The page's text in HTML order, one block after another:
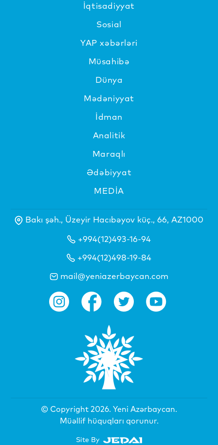
İqtisadiyyat
Sosial
YAP xəbərləri
Müsahibə
Dünya
Mədəniyyat
İdman
Analitik
Maraqlı
Ədəbiyyat
MEDİA
Bakı şəh., Üzeyir Hacıbəyov küç., 66, AZ1000
+994(12)493-16-94
+994(12)498-19-84
mail@yeniazerbaycan.com
© Copyright 2026. Yeni Azərbaycan.
Müəllif hüquqları qorunur.
Site By